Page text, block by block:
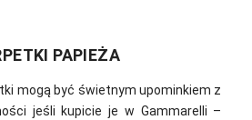
PAPIEŻA
mogą być świetnym upominkiem z
jeśli kupicie je w Gammarelli –